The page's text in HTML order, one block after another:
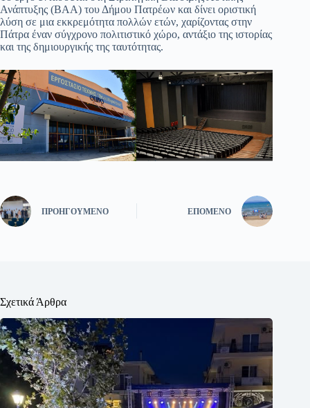
Ανάπτυξης (ΒΑΑ) του Δήμου Πατρέων και δίνει οριστική
λύση σε μια εκκρεμότητα πολλών ετών, χαρίζοντας στην
Πάτρα έναν σύγχρονο πολιτιστικό χώρο, αντάξιο της ιστορίας
και της δημιουργικής της ταυτότητας.
ΠΡΟΗΓΟΎΜΕΝΟ ΕΠΌΜΕΝΟ
Σχετικά Άρθρα